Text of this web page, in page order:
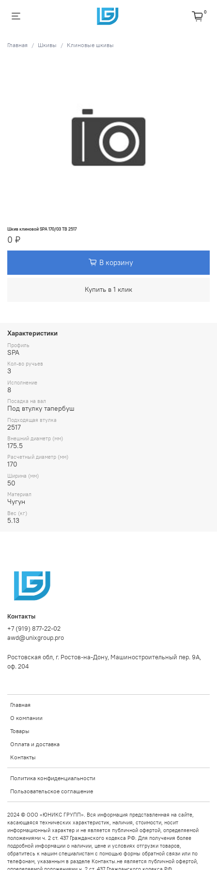
0
Главная Шкивы Клиновые шкивы
Шкив клиновой SPA 170/03 TB 2517
0 ₽
В корзину
Купить в 1 клик
Характеристики
Профиль
SPA
Кол-во ручьев
3
Исполнение
8
Посадка на вал
Под втулку тапербуш
Подходящая втулка
2517
Внешний диаметр (мм)
175.5
Расчетный диаметр (мм)
170
Ширина (мм)
50
Материал
Чугун
Вес (кг)
5.13
Главная
О компании
Товары
Оплата и доставка
Контакты
Политика конфиденциальности
Пользовательское соглашение
Контакты
+7 (919) 877-22-02
awd@unixgroup.pro
Ростовская обл, г. Ростов-на-Дону, Машиностроительный пер. 9А,
оф. 204
2024 © ООО «ЮНИКС ГРУПП». Вся информация представленная на сайте,
касающаяся технических характеристик, наличия, стоимости, носит
информационный характер и не является публичной офертой, определяемой
положениями ч. 2 ст. 437 Гражданского кодекса РФ. Для получения более
подробной информации о наличии, цене и условиях отгрузки товаров,
обратитесь к нашим специалистам с помощью формы обратной связи или по
телефонам, указанным в разделе Контакты.не является публичной офертой,